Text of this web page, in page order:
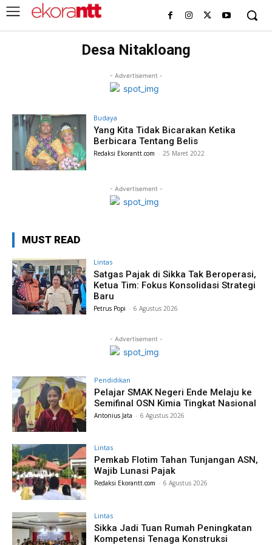
Desa Nitakloang
- Advertisement -
Budaya
Yang Kita Tidak Bicarakan Ketika
Berbicara Tentang Belis
Redaksi Ekorantt.com - 25 Maret 2022
- Advertisement -
MUST READ
Lintas
Satgas Pajak di Sikka Tak Beroperasi,
Ketua Tim: Fokus Konsolidasi Strategi
Baru
Petrus Popi - 6 Agustus 2026
- Advertisement -
Pendidikan
Pelajar SMAK Negeri Ende Melaju ke
Semifinal OSN Kimia Tingkat Nasional
Antonius Jata - 6 Agustus 2026
Lintas
Pemkab Flotim Tahan Tunjangan ASN,
Wajib Lunasi Pajak
Redaksi Ekorantt.com - 6 Agustus 2026
Lintas
Sikka Jadi Tuan Rumah Peningkatan
Kompetensi Tenaga Konstruksi